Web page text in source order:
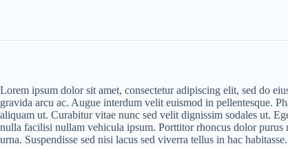
Lorem ipsum dolor sit amet, consectetur adipiscing elit, sed do
gravida arcu ac. Augue interdum velit euismod in pellentesque.
aliquam ut. Curabitur vitae nunc sed velit dignissim sodales ut.
nulla facilisi nullam vehicula ipsum. Porttitor rhoncus dolor purus
urna. Suspendisse sed nisi lacus sed viverra tellus in hac habitasse.